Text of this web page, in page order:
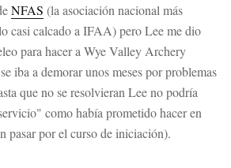
NFAS (la asociación nacional más
casi calcado a IFAA) pero Lee me dio
para hacer a Wye Valley Archery
iba a demorar unos meses por problemas
que no se resolvieran Lee no podría
como había prometido hacer en
pasar por el curso de iniciación).